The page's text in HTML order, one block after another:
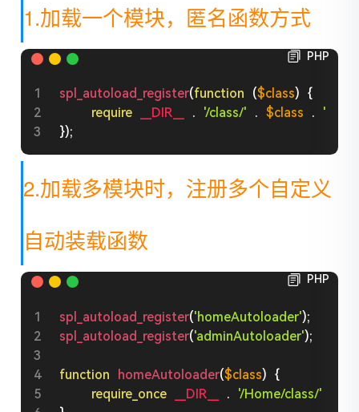
1.加载一个模块，匿名函数方式
PHP
spl_autoload_register(function ($class) {
require
__DIR__ . '/class/' . $class .
});
2.加载多模块时，注册多个自定义
自动装载函数
PHP
spl_autoload_register('homeAutoloader');
spl_autoload_register('adminAutoloader');
function homeAutoloader($class) {
require_once
__DIR__ . '/Home/class/'